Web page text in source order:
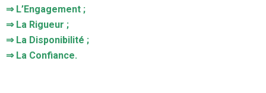
⇒ L’Engagement ;
⇒ La Rigueur ;
⇒ La Disponibilité ;
⇒ La Confiance.